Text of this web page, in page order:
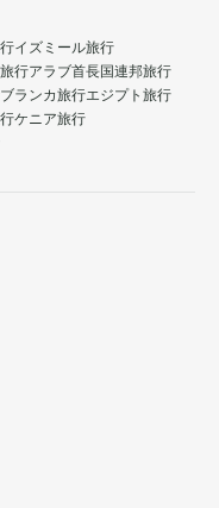
イズミール旅行
行アラブ首長国連邦旅行
ランカ旅行エジプト旅行
ケニア旅行